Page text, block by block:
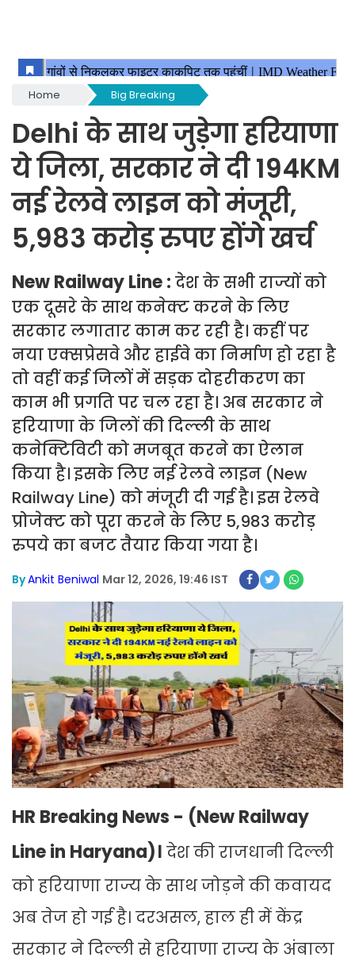
Home Big Breaking
Delhi के साथ जुड़ेगा हरियाणा
ये जिला, सरकार ने दी 194KM
नई रेलवे लाइन को मंजूरी,
5,983 करोड़ रुपए होंगे खर्च
New Railway Line : देश के सभी राज्यों को
एक दूसरे के साथ कनेक्ट करने के लिए
सरकार लगातार काम कर रही है। कहीं पर
नया एक्सप्रेसवे और हाईवे का निर्माण हो रहा है
तो वहीं कई जिलों में सड़क दोहरीकरण का
काम भी प्रगति पर चल रहा है। अब सरकार ने
हरियाणा के जिलों की दिल्ली के साथ
कनेक्टिविटी को मजबूत करने का ऐलान
किया है। इसके लिए नई रेलवे लाइन (New
Railway Line) को मंजूरी दी गई है। इस रेलवे
प्रोजेक्ट को पूरा करने के लिए 5,983 करोड़
रुपये का बजट तैयार किया गया है।
ByAnkit Beniwal Mar 12, 2026, 19:46 IST
HR Breaking News - (New Railway
Line in Haryana)। देश की राजधानी दिल्ली
को हरियाणा राज्य के साथ जोड़ने की कवायद
अब तेज हो गई है। दरअसल, हाल ही में केंद्र
सरकार ने दिल्ली से हरियाणा राज्य के अंबाला